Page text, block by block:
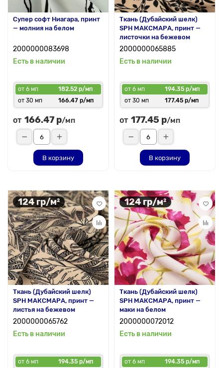
Супер софт Ниагара, принт
— молния на белом
2000000083698
Есть в наличии
от 6 мп
182.52 р/мп
от 30 мп
166.47 р/мп
от 166.47 р/мп
В корзину
Ткань (Дубайский шелк)
SPH МАКСМАРА, принт —
листочки на бежевом
2000000065885
Есть в наличии
от 6 мп
194.35 р/мп
от 30 мп
177.45 р/мп
от 177.45 р/мп
В корзину
124 гр/м²
Ткань (Дубайский шелк)
SPH МАКСМАРА, принт —
листья на бежевом
2000000065762
Есть в наличии
от 6 мп
194.35 р/мп
124 гр/м²
Ткань (Дубайский шелк)
SPH МАКСМАРА, принт —
маки на белом
2000000072012
Есть в наличии
от 6 мп
194.35 р/мп